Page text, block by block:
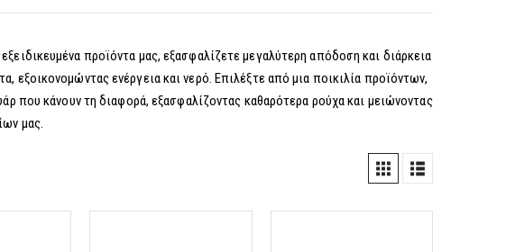
προϊόντα μας, εξασφαλίζετε μεγαλύτερη απόδοση και διάρκεια
ενέργεια και νερό. Επιλέξτε από μια ποικιλία προϊόντων,
που κάνουν τη διαφορά, εξασφαλίζοντας καθαρότερα ρούχα και μειώνοντας
μας.